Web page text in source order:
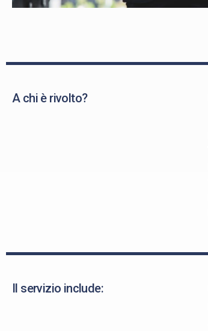
A chi è rivolto?
Il servizio include: